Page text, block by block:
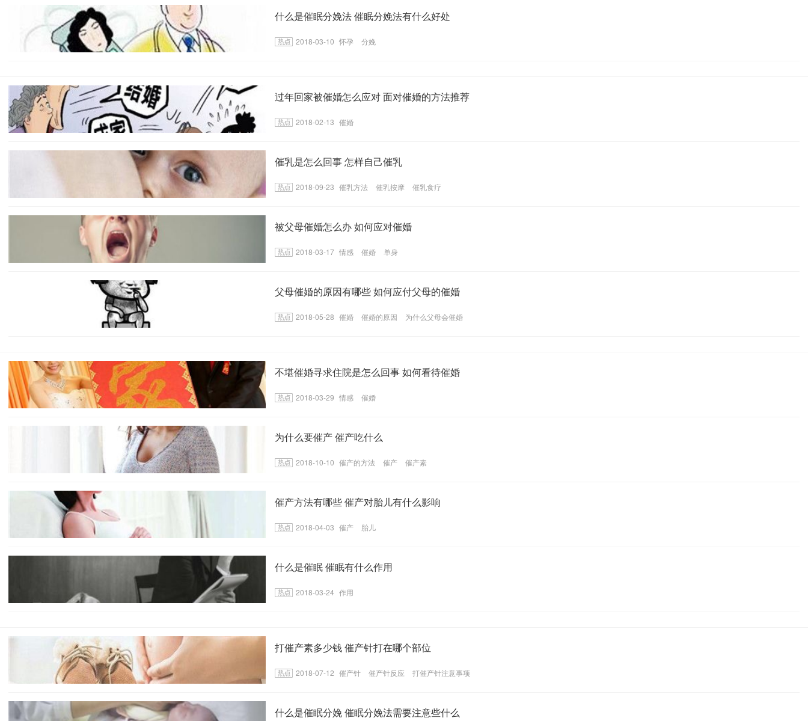
什么是催眠分娩法 催眠分娩法有什么好处
2018-03-10 怀孕 分娩
过年回家被催婚怎么应对 面对催婚的方法推荐
2018-02-13 催婚
催乳是怎么回事 怎样自己催乳
2018-09-23 催乳方法 催乳按摩 催乳食疗
被父母催婚怎么办 如何应对催婚
2018-03-17 情感 催婚 单身
父母催婚的原因有哪些 如何应付父母的催婚
2018-05-28 催婚 催婚的原因 为什么父母会催婚
不堪催婚寻求住院是怎么回事 如何看待催婚
2018-03-29 情感 催婚
为什么要催产 催产吃什么
2018-10-10 催产的方法 催产 催产素
催产方法有哪些 催产对胎儿有什么影响
2018-04-03 催产 胎儿
什么是催眠 催眠有什么作用
2018-03-24 作用
打催产素多少钱 催产针打在哪个部位
2018-07-12 催产针 催产针反应 打催产针注意事项
什么是催眠分娩 催眠分娩法需要注意些什么